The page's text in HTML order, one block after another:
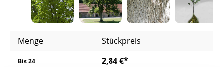
Menge Stückpreis
Bis24 2,84 €*